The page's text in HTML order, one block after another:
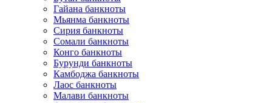
Гайана банкноты
Мьянма банкноты
Сирия банкноты
Сомали банкноты
Конго банкноты
Бурунди банкноты
Камбоджа банкноты
Лаос банкноты
Малави банкноты